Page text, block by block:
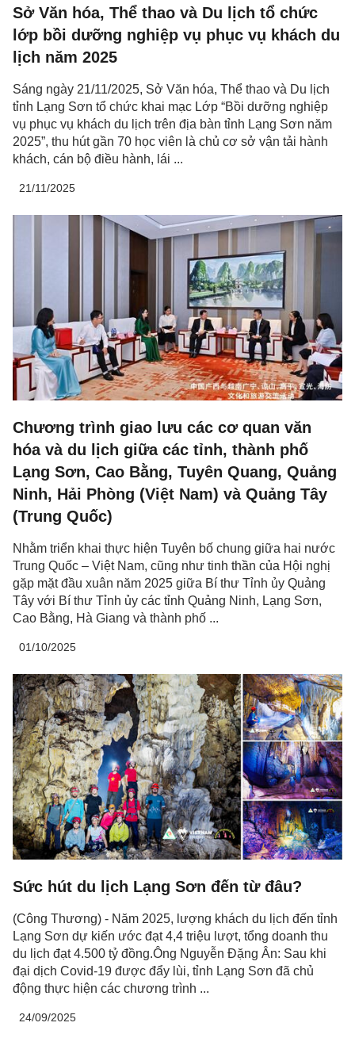
Sở Văn hóa, Thể thao và Du lịch tổ chức
lớp bồi dưỡng nghiệp vụ phục vụ khách du
lịch năm 2025
Sáng ngày 21/11/2025, Sở Văn hóa, Thể thao và Du lịch
tỉnh Lạng Sơn tổ chức khai mạc Lớp “Bồi dưỡng nghiệp
vụ phục vụ khách du lịch trên địa bàn tỉnh Lạng Sơn năm
2025”, thu hút gần 70 học viên là chủ cơ sở vận tải hành
khách, cán bộ điều hành, lái ...
21/11/2025
Chương trình giao lưu các cơ quan văn
hóa và du lịch giữa các tỉnh, thành phố
Lạng Sơn, Cao Bằng, Tuyên Quang, Quảng
Ninh, Hải Phòng (Việt Nam) và Quảng Tây
(Trung Quốc)
Nhằm triển khai thực hiện Tuyên bố chung giữa hai nước
Trung Quốc – Việt Nam, cũng như tinh thần của Hội nghị
gặp mặt đầu xuân năm 2025 giữa Bí thư Tỉnh ủy Quảng
Tây với Bí thư Tỉnh ủy các tỉnh Quảng Ninh, Lạng Sơn,
Cao Bằng, Hà Giang và thành phố ...
01/10/2025
Sức hút du lịch Lạng Sơn đến từ đâu?
(Công Thương) - Năm 2025, lượng khách du lịch đến tỉnh
Lạng Sơn dự kiến ước đạt 4,4 triệu lượt, tổng doanh thu
du lịch đạt 4.500 tỷ đồng.Ông Nguyễn Đặng Ân: Sau khi
đại dịch Covid-19 được đẩy lùi, tỉnh Lạng Sơn đã chủ
động thực hiện các chương trình ...
24/09/2025